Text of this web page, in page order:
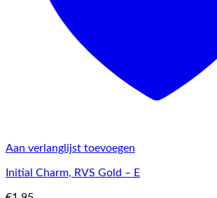
Aan verlanglijst toevoegen
Initial Charm, RVS Gold – E